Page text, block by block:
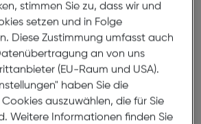
stimmen Sie zu, dass wir und
setzen und in Folge
Diese Zustimmung umfasst auch
an von uns
(EU-Raum und USA).
haben Sie die
auszuwählen, die für Sie
Weitere Informationen finden Sie